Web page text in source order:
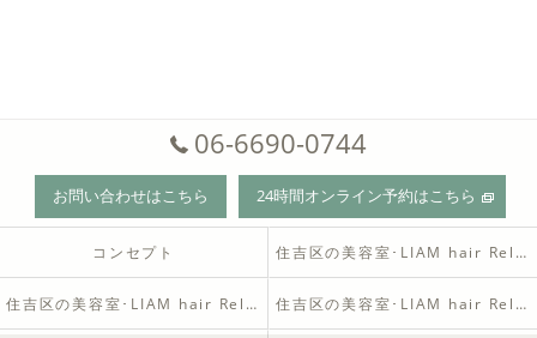
06-6690-0744
お問い合わせはこちら 24時間オンライン予約はこちら
コンセプト 住吉区の美容室･LIAM hair Relaxの口コミ情報
住吉区の美容室･LIAM hair Relaxの評判 住吉区の美容室･LIAM hair Relaxのお客様の声